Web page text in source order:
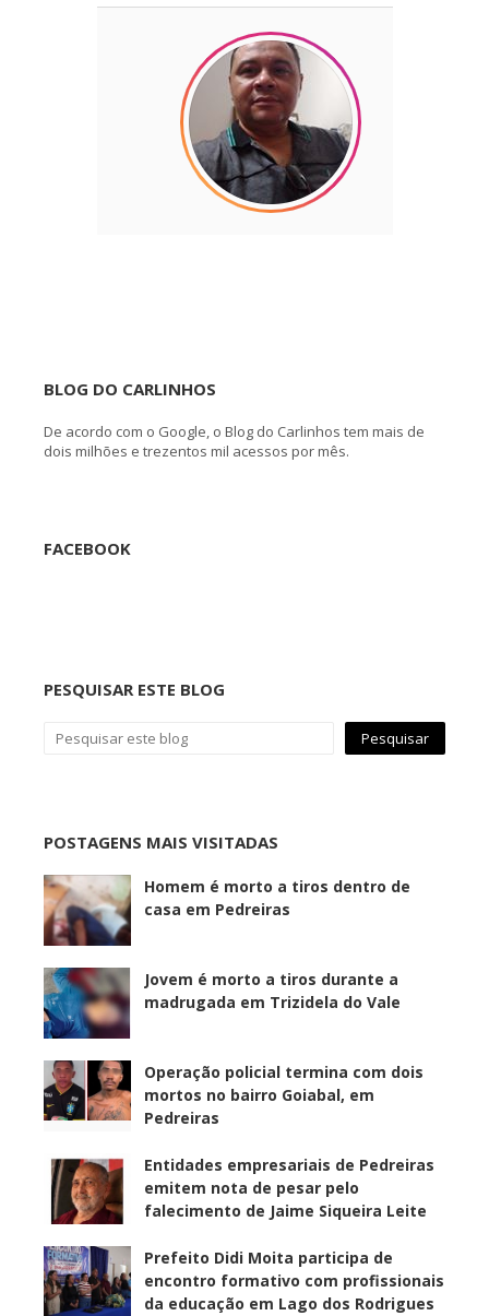
BLOG DO CARLINHOS
De acordo com o Google, o Blog do Carlinhos tem mais de
dois milhões e trezentos mil acessos por mês.
FACEBOOK
PESQUISAR ESTE BLOG
POSTAGENS MAIS VISITADAS
Homem é morto a tiros dentro de
casa em Pedreiras
Jovem é morto a tiros durante a
madrugada em Trizidela do Vale
Operação policial termina com dois
mortos no bairro Goiabal, em
Pedreiras
Entidades empresariais de Pedreiras
emitem nota de pesar pelo
falecimento de Jaime Siqueira Leite
Prefeito Didi Moita participa de
encontro formativo com profissionais
da educação em Lago dos Rodrigues